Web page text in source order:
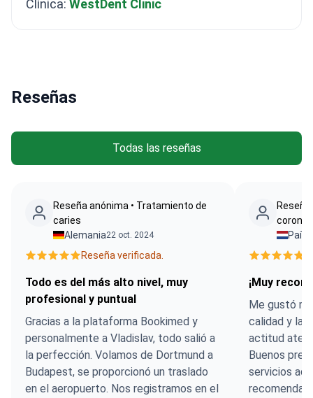
Todas las reseñas
caries
Alemania
Reseña verificada.
profesional y puntual
Gracias a la plataforma Bookimed y
personalmente a Vladislav, todo salió a
la perfección. Volamos de Dortmund a
Budapest, se proporcionó un traslado
en el aeropuerto. Nos registramos en el
hotel, dormimos por la mañana fue un
Me gustó
calidad y la
actitud
Buenos
servicios